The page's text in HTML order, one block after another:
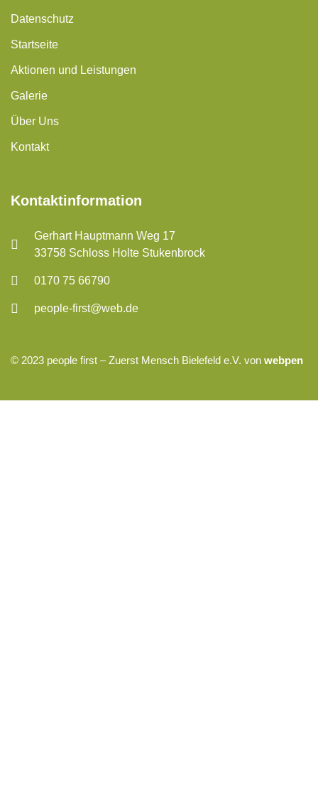
Datenschutz
Startseite
Aktionen und Leistungen
Galerie
Über Uns
Kontakt
Kontaktinformation
Gerhart Hauptmann Weg 17
33758 Schloss Holte Stukenbrock
0170 75 66790
people-first@web.de
© 2023 people first – Zuerst Mensch Bielefeld e.V. von webpen